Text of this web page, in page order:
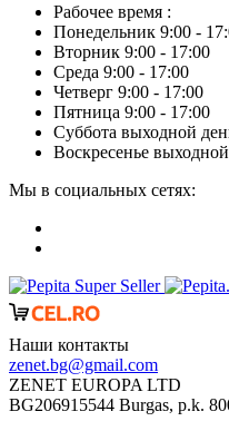
Рабочее время :
Понедельник 9:00 -
Вторник 9:00 - 17:00
Среда 9:00 - 17:00
Четверг 9:00 - 17:00
Пятница 9:00 - 17:00
Суббота выходной
Воскресенье
Мы в социальных сетях:
Наши контакты
zenet.bg@gmail.com
ZENET EUROPA LTD
BG206915544 Burgas, p.k.